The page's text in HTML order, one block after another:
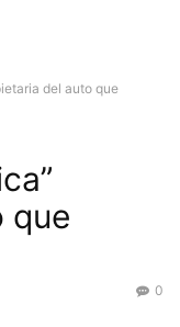
del auto que
que
0